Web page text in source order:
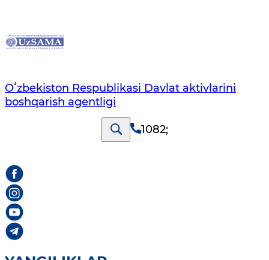
Oʻzbekiston Respublikasi Davlat aktivlarini
boshqarish agentligi
1082;